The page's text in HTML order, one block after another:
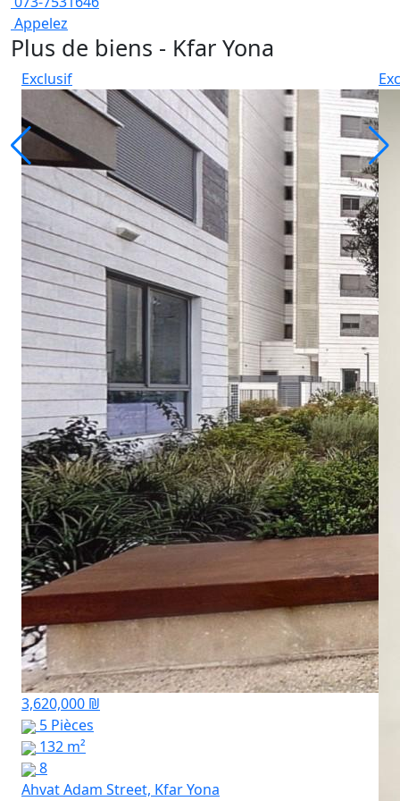
Appelez
Plus de biens - Kfar Yona
Exclusif
3,620,000 ₪
5 Pièces
132 m²
8
Ahvat Adam Street, Kfar Yona